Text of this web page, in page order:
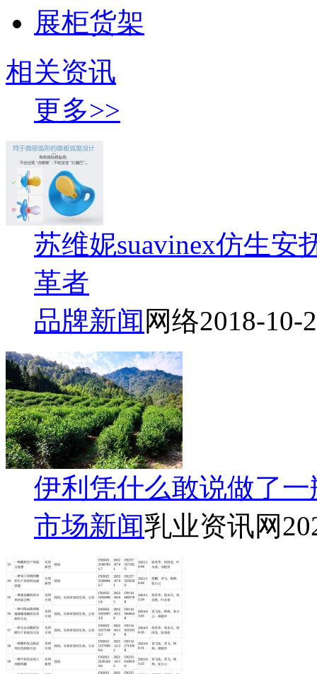
展柜货架
相关资讯
更多>>
苏维妮suavinex仿生安
革者
品牌新闻 网络2018-10-
伊利凭什么敢说做了
市场新闻乳业资讯网